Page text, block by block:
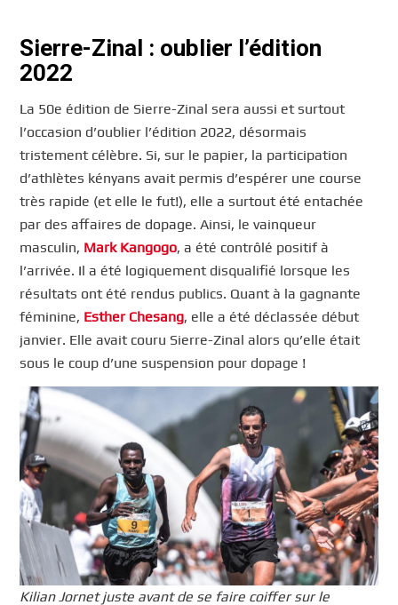
Sierre-Zinal : oublier l’édition
2022
La 50e édition de Sierre-Zinal sera aussi et surtout
l’occasion d’oublier l’édition 2022, désormais
tristement célèbre. Si, sur le papier, la participation
d’athlètes kényans avait permis d’espérer une course
très rapide (et elle le fut!), elle a surtout été entachée
par des affaires de dopage. Ainsi, le vainqueur
masculin, Mark Kangogo, a été contrôlé positif à
l’arrivée. Il a été logiquement disqualifié lorsque les
résultats ont été rendus publics. Quant à la gagnante
féminine, Esther Chesang, elle a été déclassée début
janvier. Elle avait couru Sierre-Zinal alors qu’elle était
sous le coup d’une suspension pour dopage !
Kilian Jornet juste avant de se faire coiffer sur le